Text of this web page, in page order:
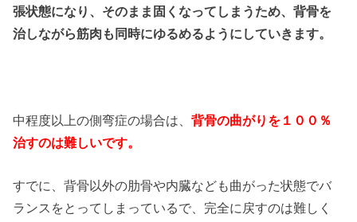
張状態になり、そのまま固くなってしまうため、背骨を
治しながら筋肉も同時にゆるめるようにしていきます。
中程度以上の側弯症の場合は、背骨の曲がりを１００％
治すのは難しいです。
すでに、背骨以外の肋骨や内臓なども曲がった状態でバ
ランスをとってしまっているで、完全に戻すのは難しく